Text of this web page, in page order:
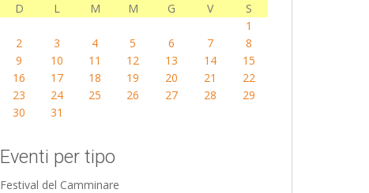
D
L M M G V
S
1
2
3 4 5 6 7
8
9
10 11 12 13 14
15
16
17 18 19 20 21
22
23
24 25 26 27 28
29
30
31
Eventi per tipo
Festival del Camminare